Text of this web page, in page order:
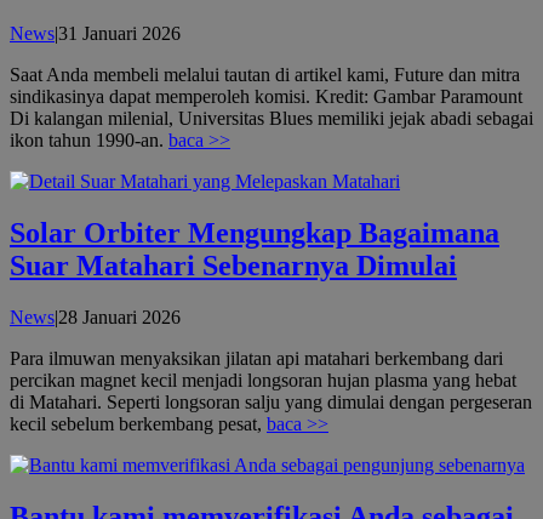
News|31 Januari 2026oleh
Saat Anda membeli melalui tautan di artikel kami, Future dan mitra
sindikasinya dapat memperoleh komisi. Kredit: Gambar Paramount
Di kalangan milenial, Universitas Blues memiliki jejak abadi sebagai
ikon tahun 1990-an. baca >>
Solar Orbiter Mengungkap Bagaimana
Suar Matahari Sebenarnya Dimulai
News|28 Januari 2026oleh
Para ilmuwan menyaksikan jilatan api matahari berkembang dari
percikan magnet kecil menjadi longsoran hujan plasma yang hebat
di Matahari. Seperti longsoran salju yang dimulai dengan pergeseran
kecil sebelum berkembang pesat, baca >>